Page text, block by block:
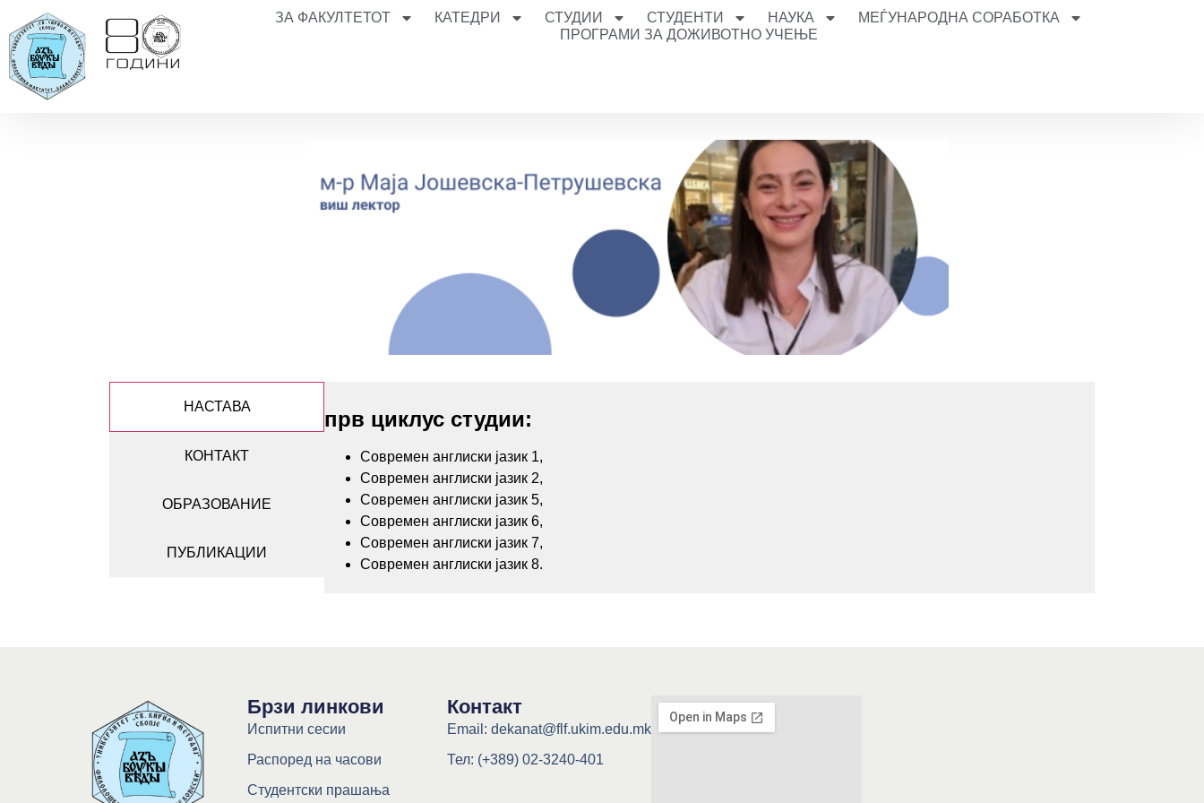
ЗА ФАКУЛТЕТОТ КАТЕДРИ СТУДИИ СТУДЕНТИ НАУКА
МЕЃУНАРОДНА СОРАБОТКА
ПРОГРАМИ ЗА ДОЖИВОТНО УЧЕЊЕ
НАСТАВА
КОНТАКТ
ОБРАЗОВАНИЕ
ПУБЛИКАЦИИ
прв циклус студии:
Современ англиски јазик 1,
Современ англиски јазик 2,
Современ англиски јазик 5,
Современ англиски јазик 6,
Современ англиски јазик 7,
Современ англиски јазик 8.
Брзи линкови
Испитни сесии
Распоред на часови
Студентски прашања
Контакт
Email: dekanat@flf.ukim.edu.mk
Тел: (+389) 02-3240-401